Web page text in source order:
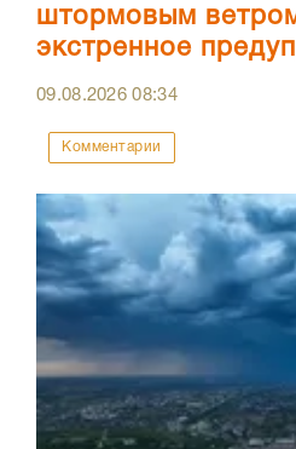
штормовым
экстренное
09.08.202608:34
Комментарии